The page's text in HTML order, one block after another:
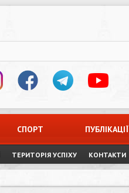
СПОРТ ПУБЛІКАЦІЇ
ТЕРИТОРІЯ УСПІХУ КОНТАКТИ